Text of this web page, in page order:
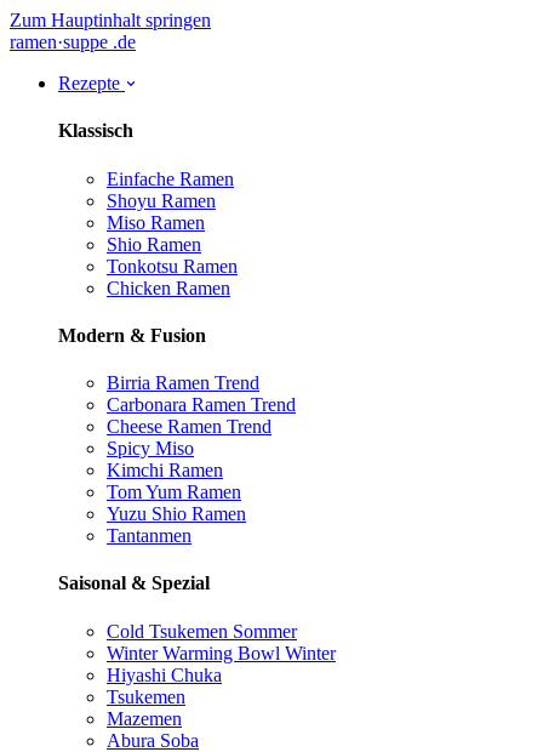
Zum Hauptinhalt springen
ramen·suppe .de
Rezepte
Klassisch
Einfache Ramen
Shoyu Ramen
Miso Ramen
Shio Ramen
Tonkotsu Ramen
Chicken Ramen
Modern & Fusion
Birria Ramen Trend
Carbonara Ramen Trend
Cheese Ramen Trend
Spicy Miso
Kimchi Ramen
Tom Yum Ramen
Yuzu Shio Ramen
Tantanmen
Saisonal & Spezial
Cold Tsukemen Sommer
Winter Warming Bowl Winter
Hiyashi Chuka
Tsukemen
Mazemen
Abura Soba